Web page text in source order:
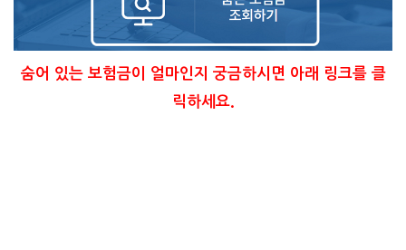
숨어 있는 보험금이 얼마인지 궁금하시면 아래 링크를 클
릭하세요.